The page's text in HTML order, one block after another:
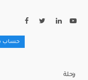
حساب
رحلة